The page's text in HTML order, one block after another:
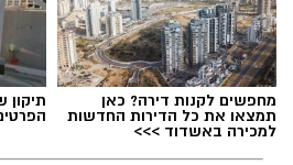
מחפשים לקנות דירה? כאן
תמצאו את כל הדירות החדשות
למכירה באשדוד >>>